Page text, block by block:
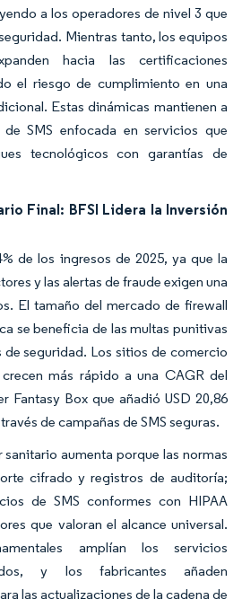
a los operadores de nivel 3 que
Mientras tanto, los equipos
hacia las certificaciones
el riesgo de cumplimiento en una
Estas dinámicas mantienen a
SMS enfocada en servicios que
tecnológicos con garantías de
Final: BFSI Lidera la Inversión
de los ingresos de 2025, ya que la
y las alertas de fraude exigen una
El tamaño del mercado de firewall
se beneficia de las multas punitivas
de seguridad. Los sitios de comercio
más rápido a una CAGR del
Fantasy Box que añadió USD 20,86
de campañas de SMS seguras.
aumenta porque las normas
cifrado y registros de auditoría;
de SMS conformes con HIPAA
que valoran el alcance universal.
amplían los servicios
y los fabricantes añaden
las actualizaciones de la cadena de